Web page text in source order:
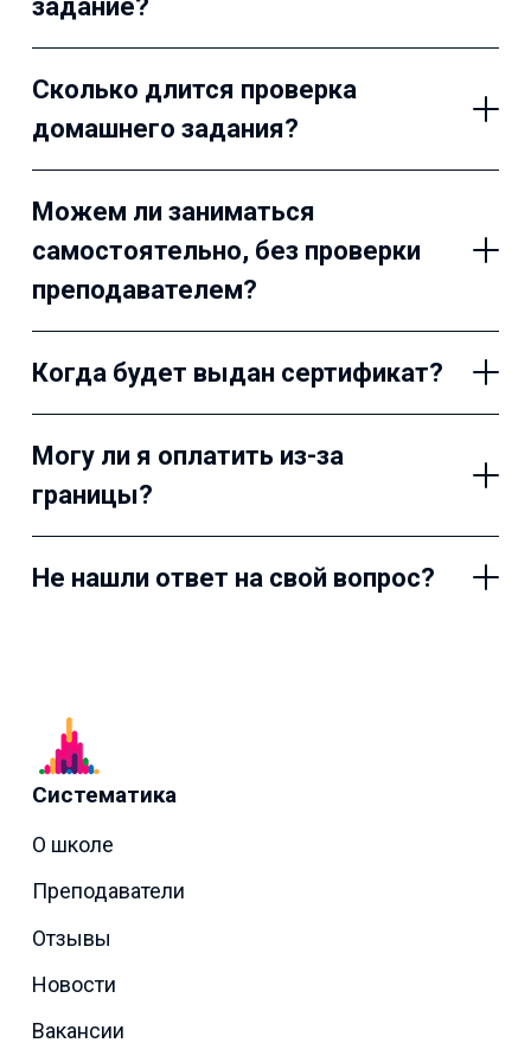
задание?
Сколько длится проверка
домашнего задания?
Можем ли заниматься
самостоятельно, без проверки
преподавателем?
Когда будет выдан сертификат?
Могу ли я оплатить из-за
границы?
Не нашли ответ на свой вопрос?
Систематика
О школе
Преподаватели
Отзывы
Новости
Вакансии